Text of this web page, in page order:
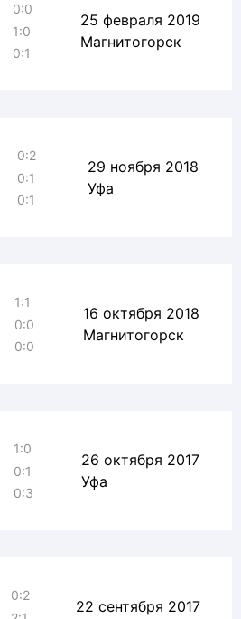
0:0
1:0
0:1
25 февраля 2019
Магнитогорск
0:2
0:1
0:1
29 ноября 2018
Уфа
1:1
0:0
0:0
16 октября 2018
Магнитогорск
1:0
0:1
0:3
26 октября 2017
Уфа
0:2
22 сентября 2017